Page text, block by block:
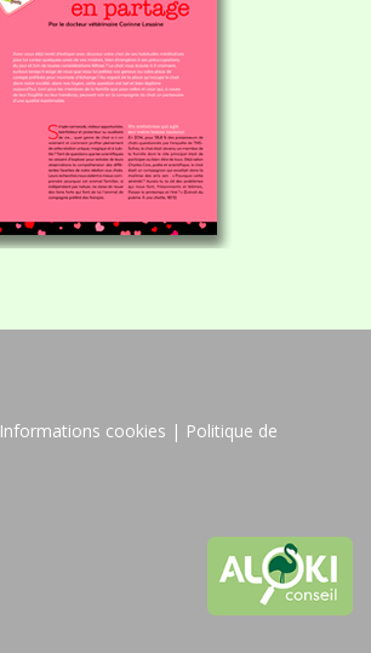
Informations cookies | Politique de